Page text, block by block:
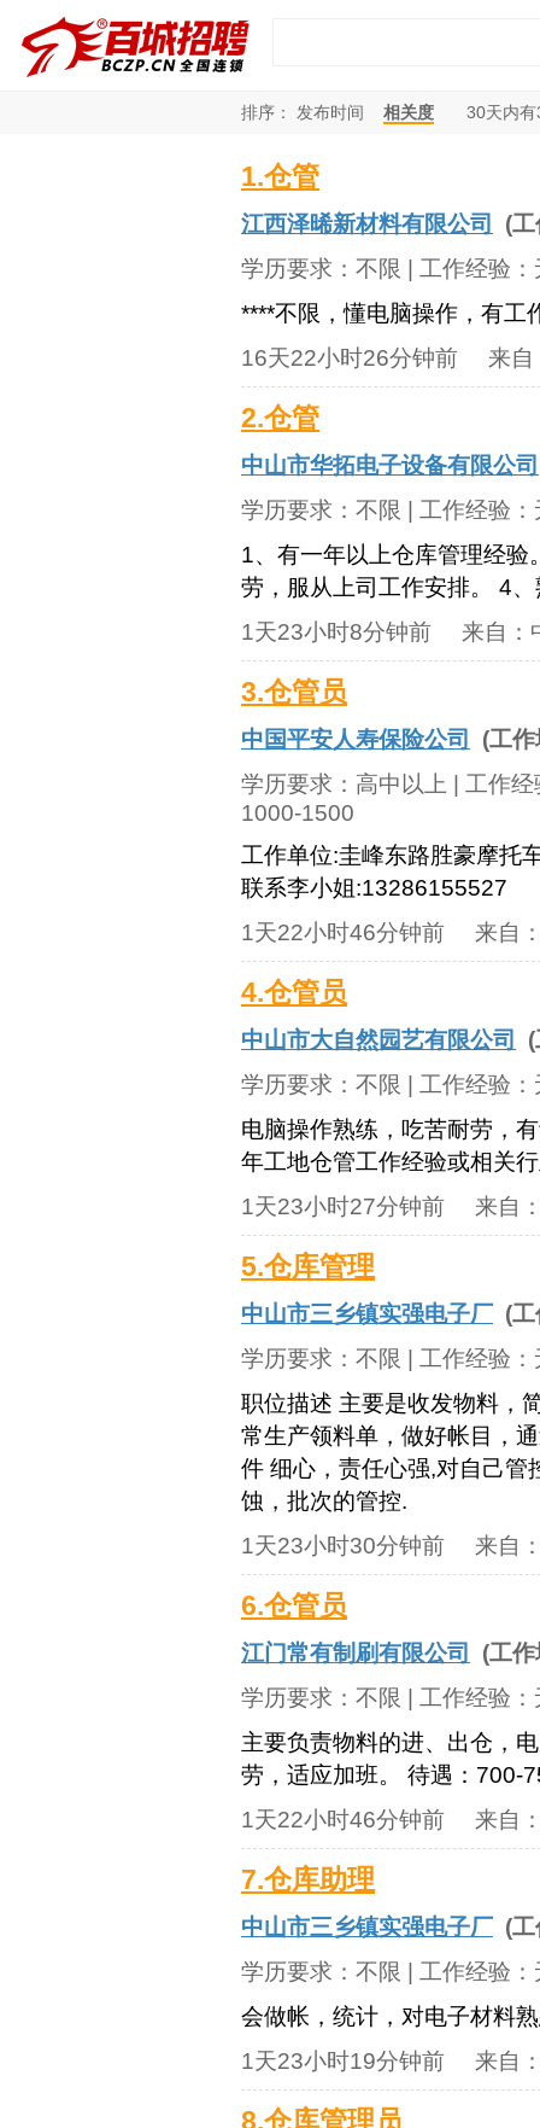
排序： 发布时间 相关度 30天内有
1.仓管
江西泽晞新材料有限公司
(
学历要求： 不限 | 工作经验：
****不限，懂电脑操作，有工
16天22小时26分钟前 来自
2.仓管
中山市华拓电子设备有限公司
学历要求： 不限 | 工作经验：
1、有一年以上仓库管理经
劳，服从上司工作安排。 4
1天23小时8分钟前 来自：
3.仓管员
中国平安人寿保险公司
(工
学历要求： 高中以上 | 工作
1000-1500
工作单位:圭峰东路胜豪摩托
联系李小姐:13286155527
1天22小时46分钟前 来自
4.仓管员
中山市大自然园艺有限公司
学历要求： 不限 | 工作经验：
电脑操作熟练，吃苦耐劳，
年工地仓管工作经验或相关
1天23小时27分钟前 来自
5.仓库管理
中山市三乡镇实强电子厂 (
学历要求： 不限 | 工作经验：
职位描述 主要是收发物料，
常生产领料单，做好帐目，
件 细心，责任心强,对自己管
蚀，批次的管控.
1天23小时30分钟前 来自
6.仓管员
江门常有制刷有限公司
(工
学历要求： 不限 | 工作经验：
主要负责物料的进、出仓，
劳，适应加班。 待遇：700-
1天22小时46分钟前 来自
7.仓库助理
中山市三乡镇实强电子厂 (
学历要求： 不限 | 工作经验：
会做帐，统计，对电子材料
1天23小时19分钟前 来自
8.仓库管理员